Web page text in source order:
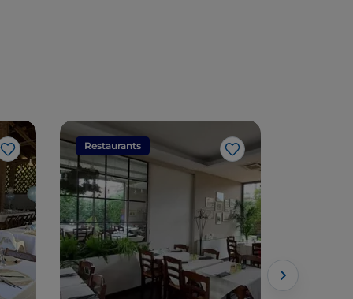
J’aime
Restaurants
J’aime